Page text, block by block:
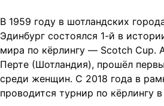
В 1959 году в шотландских
Эдинбург состоялся 1-й в
мира по кёрлингу — Scotch Cup.
Перте (Шотландия), прошёл
среди женщин. С 2018 года в
проводится турнир по кёрлингу